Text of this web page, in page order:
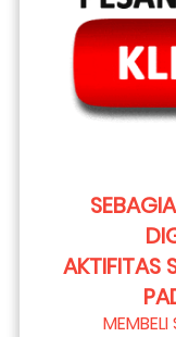
AKTIFITAS